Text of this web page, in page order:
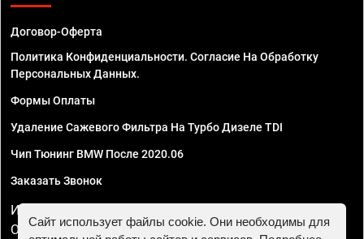
Договор-Оферта
Политика Конфиденциальности. Согласие На Обработку
Персональных Данных.
Формы Оплаты
Удаление Сажевого Фильтра На Турбо Дизеле TDI
Чип Тюнинг BMW После 2020.06
Заказать Звонок
ИП Смирнов Георгий Павлович. ИНН 781302555843,
ОГРНИП 324470400032610
Сайт использует файлы cookie. Они необходимы для